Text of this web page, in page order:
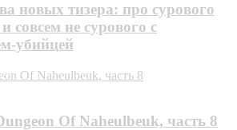
новых тизера: про сурового
совсем не сурового с
убийцей
Of Naheulbeuk, часть 8
Of Naheulbeuk, часть 8